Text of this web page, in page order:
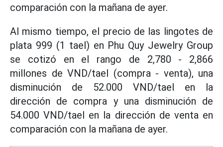
comparación con la mañana de ayer.
Al mismo tiempo, el precio de las lingotes de
plata 999 (1 tael) en Phu Quy Jewelry Group
se cotizó en el rango de 2,780 - 2,866
millones de VND/tael (compra - venta), una
disminución de 52.000 VND/tael en la
dirección de compra y una disminución de
54.000 VND/tael en la dirección de venta en
comparación con la mañana de ayer.